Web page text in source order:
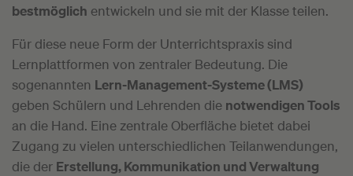
bestmöglich entwickeln und sie mit der Klasse teilen.
Für diese neue Form der Unterrichtspraxis sind
Lernplattformen von zentraler Bedeutung. Die
sogenannten Lern-Management-Systeme (LMS)
geben Schülern und Lehrenden die notwendigen Tools
an die Hand. Eine zentrale Oberfläche bietet dabei
Zugang zu vielen unterschiedlichen Teilanwendungen,
die der Erstellung, Kommunikation und Verwaltung